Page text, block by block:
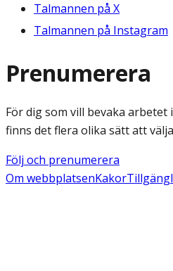
Talmannen på X
Talmannen på Instagram
Prenumerera
För dig som vill bevaka
finns det flera olika sätt att
Följ och prenumerera
Om webbplatsenKakor